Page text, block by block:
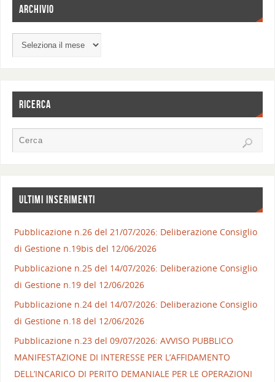
ARCHIVIO
RICERCA
ULTIMI INSERIMENTI
Pubblicazione n.26 del 21/07/2026: Deliberazione Consiglio
di Gestione n.19bis del 12/06/2026
Pubblicazione n.25 del 14/07/2026: Deliberazione Consiglio
di Gestione n.19 del 12/06/2026
Pubblicazione n.24 del 14/07/2026: Deliberazione Consiglio
di Gestione n.18 del 12/06/2026
Pubblicazione n.23 del 09/07/2026: AVVISO PUBBLICO
MANIFESTAZIONE DI INTERESSE PER L’AFFIDAMENTO
DELL’INCARICO DI PERITO DEMANIALE PER LE OPERAZIONI